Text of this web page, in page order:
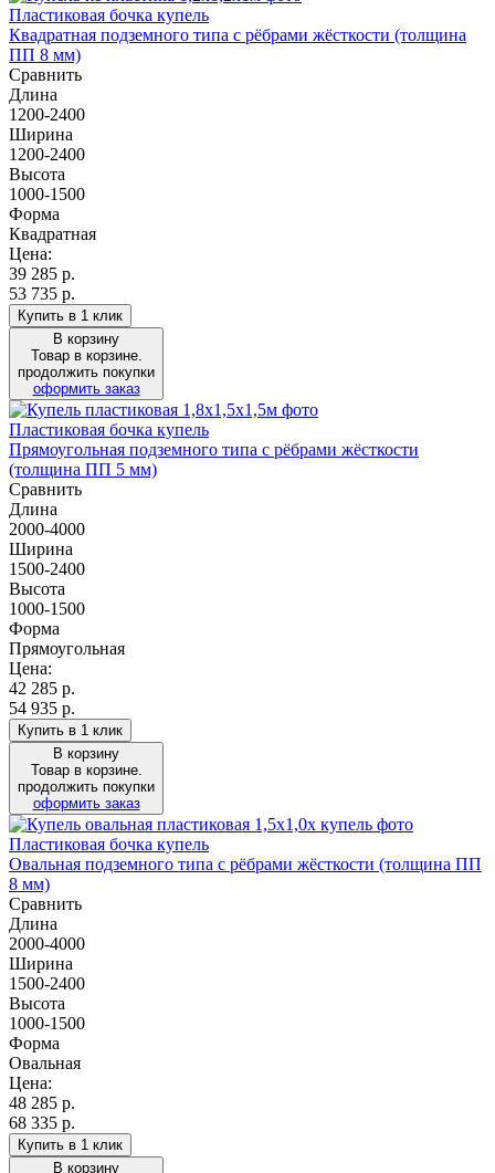
Пластиковая бочка купель
Квадратная подземного типа с рёбрами жёсткости (толщина
ПП 8 мм)
Сравнить
Длина
1200-2400
Ширина
1200-2400
Высота
1000-1500
Форма
Квадратная
Цена:
39 285 р.
53 735 р.
Купить в 1 клик
В корзину
Товар в корзине.
продолжить покупки
оформить заказ
Пластиковая бочка купель
Прямоугольная подземного типа с рёбрами жёсткости
(толщина ПП 5 мм)
Сравнить
Длина
2000-4000
Ширина
1500-2400
Высота
1000-1500
Форма
Прямоугольная
Цена:
42 285 р.
54 935 р.
Купить в 1 клик
В корзину
Товар в корзине.
продолжить покупки
оформить заказ
Пластиковая бочка купель
Овальная подземного типа с рёбрами жёсткости (толщина ПП
8 мм)
Сравнить
Длина
2000-4000
Ширина
1500-2400
Высота
1000-1500
Форма
Овальная
Цена:
48 285 р.
68 335 р.
Купить в 1 клик
В корзину